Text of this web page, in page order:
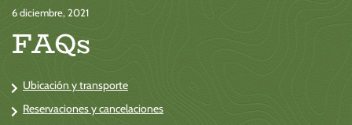
6 diciembre, 2021
FAQs
Ubicación y transporte
Reservaciones y cancelaciones